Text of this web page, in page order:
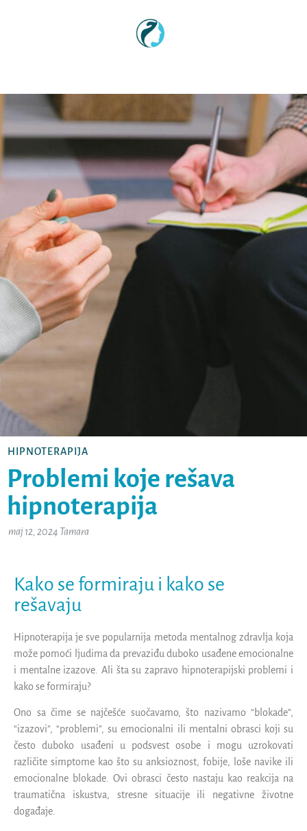
HIPNOTERAPIJA
Problemi koje rešava
hipnoterapija
maj 12, 2024 Tamara
Kako se formiraju i kako se
rešavaju
Hipnoterapija je sve popularnija metoda mentalnog zdravlja koja
može pomoći ljudima da prevaziđu duboko usađene emocionalne
i mentalne izazove. Ali šta su zapravo hipnoterapijski problemi i
kako se formiraju?
Ono sa čime se najčešće suočavamo, što nazivamo “blokade”,
“izazovi”, “problemi”, su emocionalni ili mentalni obrasci koji su
često duboko usađeni u podsvest osobe i mogu uzrokovati
različite simptome kao što su anksioznost, fobije, loše navike ili
emocionalne blokade. Ovi obrasci često nastaju kao reakcija na
traumatična iskustva, stresne situacije ili negativne životne
događaje.